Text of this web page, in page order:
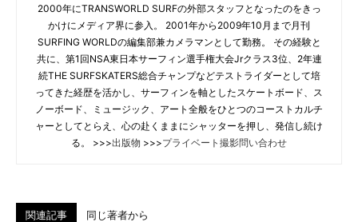
2000年にTRANSWORLD SURFの外部スタッフとなったのをきっ
かけにメディア界に参入。 2001年から2009年10月まで月刊
SURFING WORLDの編集部兼カメラマンとして勤務。 その経験と
共に、第1回NSA東日本サーフィン選手権大会Jrクラス3位、2年連
続THE SURFSKATERS総合チャンプなどテストライダーとして培
ってきた経歴を活かし、サーフィンを軸としたスケートボード、ス
ノーボード、ミュージック、アート全般をひとつのコーストカルチ
ャーとしてとらえ、心の赴くままにシャッターを押し、発信し続け
る。 >>>出版物 >>>プライベート撮影問い合わせ
関連記事 同じ著者から